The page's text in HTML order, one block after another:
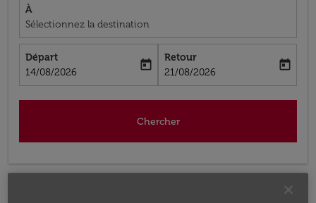
À
Sélectionnez la destination
Départ
fc-booking-departure-date-aria-label
14/08/2026
today
Retour
fc-booking-return-date-aria-label
21/08/2026
today
Chercher